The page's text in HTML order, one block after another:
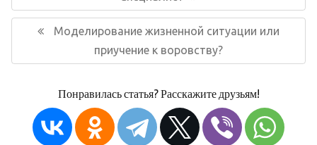
записям
запись:
Следующая
Моделирование жизненной ситуации или
приучение к воровству?
Понравилась статья? Расскажите друзьям!